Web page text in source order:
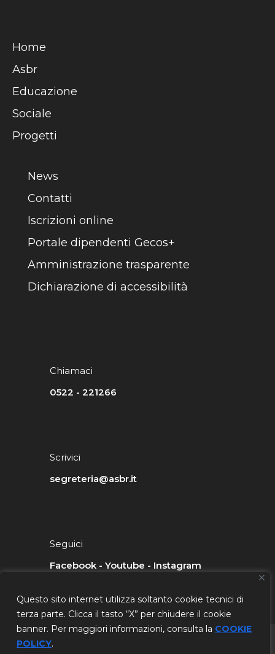
Questo sito internet utilizza soltanto cookie tecnici di
terza parte. Clicca il tasto “X” per chiudere il cookie
banner. Per maggiori informazioni, consulta la COOKIE
POLICY.
Home
Asbr
Educazione
Sociale
Progetti
News
Contatti
Iscrizioni online
Portale dipendenti Gecos+
Amministrazione trasparente
Dichiarazione di accessibilità
Chiamaci
0522 - 221266
Scrivici
segreteria@asbr.it
Seguici
Facebook -Youtube - Instagram
2026 © Copyright ASBR - Azienda Servizi Bassa Reggiana - P.IVA
02491850356 - Tutti i diritti sono riservati. -